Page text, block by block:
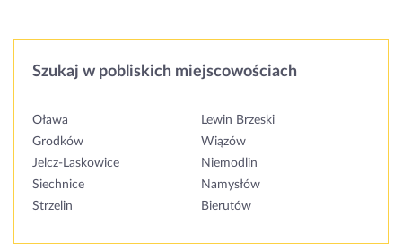
Szukaj w pobliskich miejscowościach
Oława
Lewin Brzeski
Grodków
Wiązów
Jelcz-Laskowice
Niemodlin
Siechnice
Namysłów
Strzelin
Bierutów